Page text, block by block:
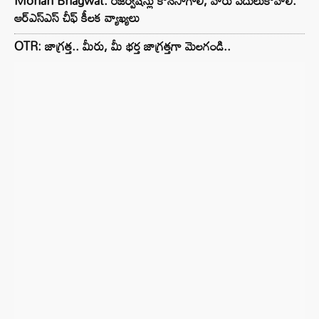
ఆర్ఎస్ఎస్ చీఫ్ కీలక వ్యాఖ్యలు
OTR: జాగ్రత్త.. మీరు, మీ భర్త జాగ్రత్తగా మెలగండి..